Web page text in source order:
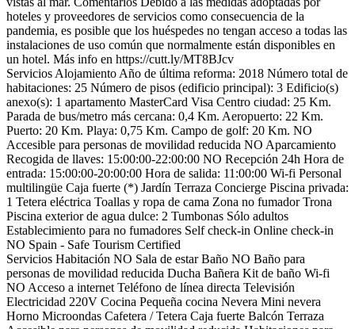
hoteles y proveedores de servicios como consecuencia de la
pandemia, es posible que los huéspedes no tengan acceso a todas las
instalaciones de uso común que normalmente están disponibles en
un hotel. Más info en https://cutt.ly/MT8BJcv
Servicios Alojamiento Año de última reforma: 2018 Número total de
habitaciones: 25 Número de pisos (edificio principal): 3 Edificio(s)
anexo(s): 1 apartamento MasterCard Visa Centro ciudad: 25 Km.
Parada de bus/metro más cercana: 0,4 Km. Aeropuerto: 22 Km.
Puerto: 20 Km. Playa: 0,75 Km. Campo de golf: 20 Km. NO
Accesible para personas de movilidad reducida NO Aparcamiento
Recogida de llaves: 15:00:00-22:00:00 NO Recepción 24h Hora de
entrada: 15:00:00-20:00:00 Hora de salida: 11:00:00 Wi-fi Personal
multilingüe Caja fuerte (*) Jardín Terraza Concierge Piscina privada:
1 Tetera eléctrica Toallas y ropa de cama Zona no fumador Trona
Piscina exterior de agua dulce: 2 Tumbonas Sólo adultos
Establecimiento para no fumadores Self check-in Online check-in
NO Spain - Safe Tourism Certified
Servicios Habitación NO Sala de estar Baño NO Baño para
personas de movilidad reducida Ducha Bañera Kit de baño Wi-fi
NO Acceso a internet Teléfono de línea directa Televisión
Electricidad 220V Cocina Pequeña cocina Nevera Mini nevera
Horno Microondas Cafetera / Tetera Caja fuerte Balcón Terraza